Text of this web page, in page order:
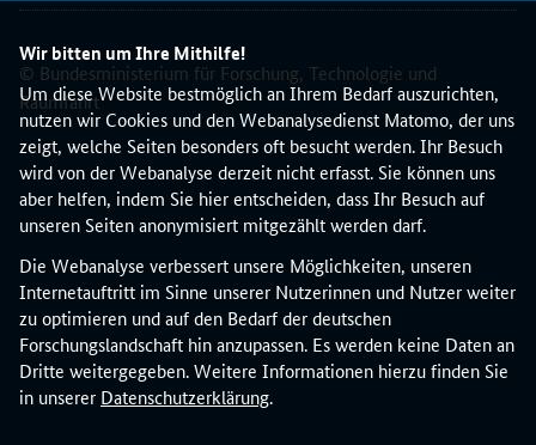
Wir bitten um Ihre Mithilfe!
Um diese Website bestmöglich an Ihrem Bedarf auszurichten,
nutzen wir Cookies und den Webanalysedienst Matomo, der uns
zeigt, welche Seiten besonders oft besucht werden. Ihr Besuch
wird von der Webanalyse derzeit nicht erfasst. Sie können uns
aber helfen, indem Sie hier entscheiden, dass Ihr Besuch auf
unseren Seiten anonymisiert mitgezählt werden darf.
Die Webanalyse verbessert unsere Möglichkeiten, unseren
Internetauftritt im Sinne unserer Nutzerinnen und Nutzer weiter
zu optimieren und auf den Bedarf der deutschen
Forschungslandschaft hin anzupassen. Es werden keine Daten an
Dritte weitergegeben. Weitere Informationen hierzu finden Sie
in unserer Datenschutzerklärung.
o
t
a
k
t
s
t
e
l
e
E
I
C
A
© Bundesministerium für Forschung, Technologie und
Raumfahrt